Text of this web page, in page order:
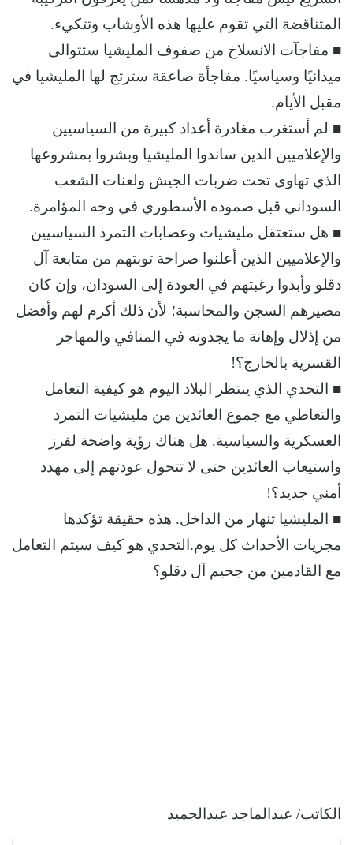
المتناقضة التي تقوم عليها هذه الأوشاب وتتكيء.
■ مفاجآت الانسلاخ من صفوف المليشيا ستتوالى
ميدانيًا وسياسيًا. مفاجأة صاعقة سترتج لها المليشيا في
مقبل الأيام.
■ لم أستغرب مغادرة أعداد كبيرة من السياسيين
والإعلاميين الذين ساندوا المليشيا وبشروا بمشروعها
الذي تهاوى تحت ضربات الجيش ولعنات الشعب
السوداني قبل صموده الأسطوري في وجه المؤامرة.
■ هل ستعتقل مليشيات وعصابات التمرد السياسيين
والإعلاميين الذين أعلنوا صراحة توبتهم من متابعة آل
دقلو وأبدوا رغبتهم في العودة إلى السودان، وإن كان
مصيرهم السجن والمحاسبة؛ لأن ذلك أكرم لهم وأفضل
من إذلال وإهانة ما يجدونه في المنافي والمهاجر
القسرية بالخارج؟!
■ التحدي الذي ينتظر البلاد اليوم هو كيفية التعامل
والتعاطي مع جموع العائدين من مليشيات التمرد
العسكرية والسياسية. هل هناك رؤية واضحة لفرز
واستيعاب العائدين حتى لا تتحول عودتهم إلى مهدد
أمني جديد؟!
■ المليشيا تنهار من الداخل. هذه حقيقة تؤكدها
مجريات الأحداث كل يوم.التحدي هو كيف سيتم التعامل
مع القادمين من جحيم آل دقلو؟
الكاتب/ عبدالماجد عبدالحميد